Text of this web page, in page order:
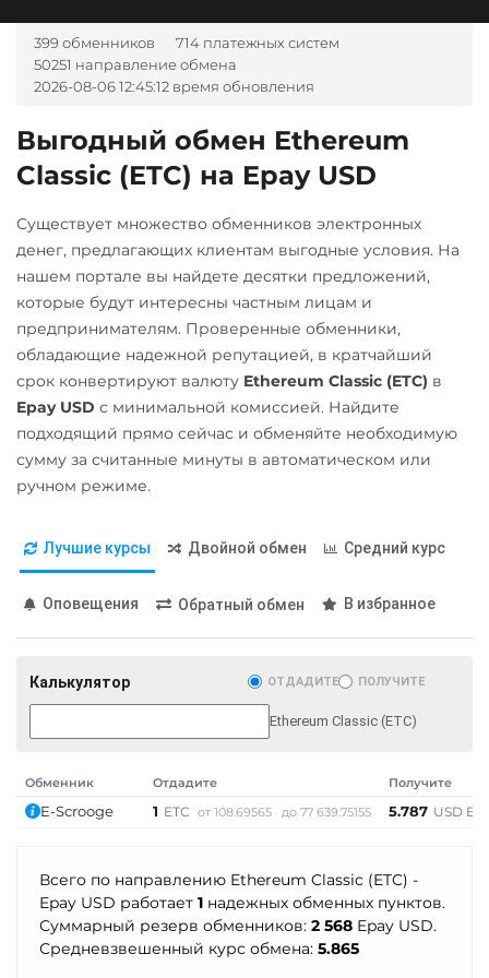
Maker (MKR)
NEO
Notcoin (NOT)
Ontology (ONT)
Optimism (OP)
PancakeSwap (CAKE)
Pax Dollar (USDP)
ERC20
Pepe
Pol (ex-MATIC)
Qtum
Ravencoin (RVN)
Shib
ERC20 BEP20
StableUSD (USDS)
Stellar (XLM)
Sui
Sushi
RUB CASH-IN RUB
Газпромбанк RUB
Евразийский Банк KZT
Карта Unionpay CNY
Карта UZCARD UZS
Карта МИР RUB
Любой банк
USD RUB EUR
UAH
KZT
GBP CNY
JPY
TRY BYN
CAD
AMD
PLN INR
VND
RON
PHP CZK
ARS
МТС Банк RUB
ОТП Банк
RUB UAH
Почта Банк RUB
Промсвязьбанк RUB
ПУМБ UAH
399 обменников
714 платежных систем
50251 направление обмена
2026-08-06 12:45:12 время обновления
Выгодный обмен Ethereum
Classic (ETC) на Epay USD
Существует множество обменников электронных
денег, предлагающих клиентам выгодные условия. На
нашем портале вы найдете десятки предложений,
которые будут интересны частным лицам и
предпринимателям. Проверенные обменники,
обладающие надежной репутацией, в кратчайший
срок конвертируют валюту Ethereum Classic (ETC) в
Epay USD с минимальной комиссией. Найдите
подходящий прямо сейчас и обменяйте необходимую
сумму за считанные минуты в автоматическом или
ручном режиме.
Лучшие курсы Двойной обмен Средний курс
Оповещения Обратный обмен В избранное
Калькулятор ОТДАДИТЕ ПОЛУЧИТЕ
Ethereum Classic (ETC)
Обменник Отдадите Получите
E-Scrooge 1 ETC от 108.69565 до 77 639.75155 5.787 USD
Всего по направлению Ethereum Classic (ETC) -
Epay USD работает 1 надежных обменных пунктов.
Суммарный резерв обменников: 2 568 Epay USD.
Средневзвешенный курс обмена: 5.865